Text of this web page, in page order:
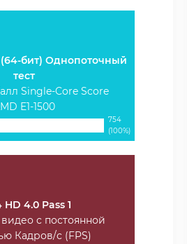
бит) Однопоточный
тест
Single-Core Score
E1-1500
754
(100%)
HD 4.0 Pass 1
с постоянной
Кадров/с (FPS)